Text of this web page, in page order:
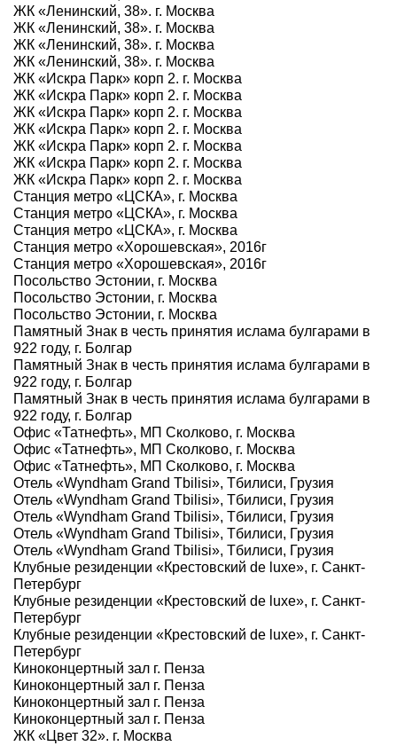
ЖК «Ленинский, 38». г. Москва
ЖК «Ленинский, 38». г. Москва
ЖК «Ленинский, 38». г. Москва
ЖК «Ленинский, 38». г. Москва
ЖК «Искра Парк» корп 2. г. Москва
ЖК «Искра Парк» корп 2. г. Москва
ЖК «Искра Парк» корп 2. г. Москва
ЖК «Искра Парк» корп 2. г. Москва
ЖК «Искра Парк» корп 2. г. Москва
ЖК «Искра Парк» корп 2. г. Москва
ЖК «Искра Парк» корп 2. г. Москва
Станция метро «ЦСКА», г. Москва
Станция метро «ЦСКА», г. Москва
Станция метро «ЦСКА», г. Москва
Станция метро «Хорошевская», 2016г
Станция метро «Хорошевская», 2016г
Посольство Эстонии, г. Москва
Посольство Эстонии, г. Москва
Посольство Эстонии, г. Москва
Памятный Знак в честь принятия ислама булгарами в
922 году, г. Болгар
Памятный Знак в честь принятия ислама булгарами в
922 году, г. Болгар
Памятный Знак в честь принятия ислама булгарами в
922 году, г. Болгар
Офис «Татнефть», МП Сколково, г. Москва
Офис «Татнефть», МП Сколково, г. Москва
Офис «Татнефть», МП Сколково, г. Москва
Отель «Wyndham Grand Tbilisi», Тбилиси, Грузия
Отель «Wyndham Grand Tbilisi», Тбилиси, Грузия
Отель «Wyndham Grand Tbilisi», Тбилиси, Грузия
Отель «Wyndham Grand Tbilisi», Тбилиси, Грузия
Отель «Wyndham Grand Tbilisi», Тбилиси, Грузия
Клубные резиденции «Крестовский de luxe», г. Санкт-
Петербург
Клубные резиденции «Крестовский de luxe», г. Санкт-
Петербург
Клубные резиденции «Крестовский de luxe», г. Санкт-
Петербург
Киноконцертный зал г. Пенза
Киноконцертный зал г. Пенза
Киноконцертный зал г. Пенза
Киноконцертный зал г. Пенза
ЖК «Цвет 32». г. Москва